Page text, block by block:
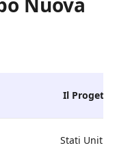
Il Progetto
Stati Uniti